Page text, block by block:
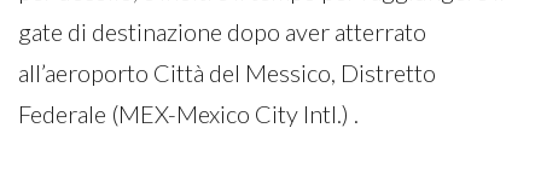
gate di destinazione dopo aver atterrato
all’aeroporto Città del Messico, Distretto
Federale (MEX-Mexico City Intl.) .